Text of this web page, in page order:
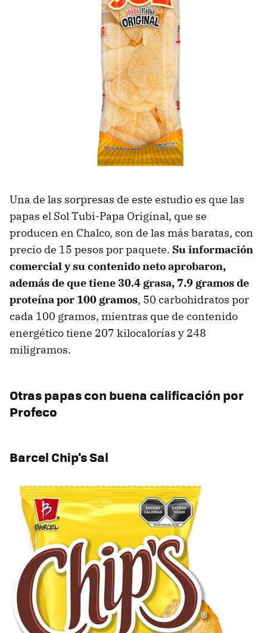
Una de las sorpresas de este estudio es que las
papas el Sol Tubi-Papa Original, que se
producen en Chalco, son de las más baratas, con
precio de 15 pesos por paquete. Su información
comercial y su contenido neto aprobaron,
además de que tiene 30.4 grasa, 7.9 gramos de
proteína por 100 gramos, 50 carbohidratos por
cada 100 gramos, mientras que de contenido
energético tiene 207 kilocalorías y 248
miligramos.
Otras papas con buena calificación por
Profeco
Barcel Chip's Sal